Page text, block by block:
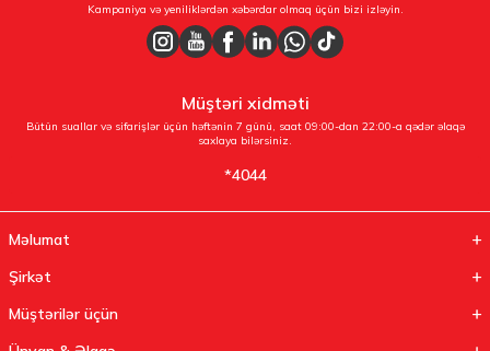
Kampaniya və yeniliklərdən xəbərdar olmaq üçün bizi izləyin.
Müştəri xidməti
Bütün suallar və sifarişlər üçün həftənin 7 günü, saat 09:00-dan 22:00-a qədər əlaqə
saxlaya bilərsiniz.
*4044
Məlumat
Şirkət
Müştərilər üçün